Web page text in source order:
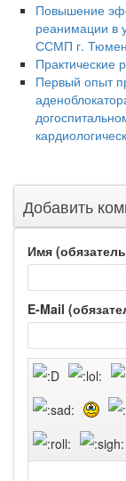
Повышение
реанимации в
ССМП г.
Практические
Первый опыт
Добавить
Имя
E-Mail